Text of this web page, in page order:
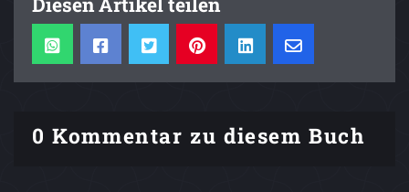
0 Kommentar zu diesem Buch